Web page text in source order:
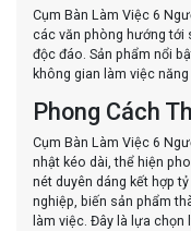
Cụm Bàn Làm Việc 6
các văn phòng hướng tới
độc đáo. Sản phẩm nổi
không gian làm việc
Phong Cách
Cụm Bàn Làm Việc 6
nhật kéo dài, thể hiện
nét duyên dáng kết hợp
nghiệp, biến sản phẩm
làm việc. Đây là lựa